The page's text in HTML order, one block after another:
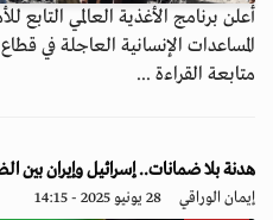
أعلن برنامج الأغذية العالمي
المساعدات الإنسانية العاجلة في
متابعة القراءة ...
هدنة بلا ضمانات.. إسرائيل وإيران بين
إيمان الوراقي 28 يونيو 2025 - 14:15